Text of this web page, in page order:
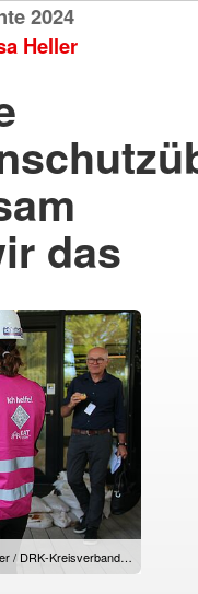
2024
Heller
das
/ DRK-Kreisverband…